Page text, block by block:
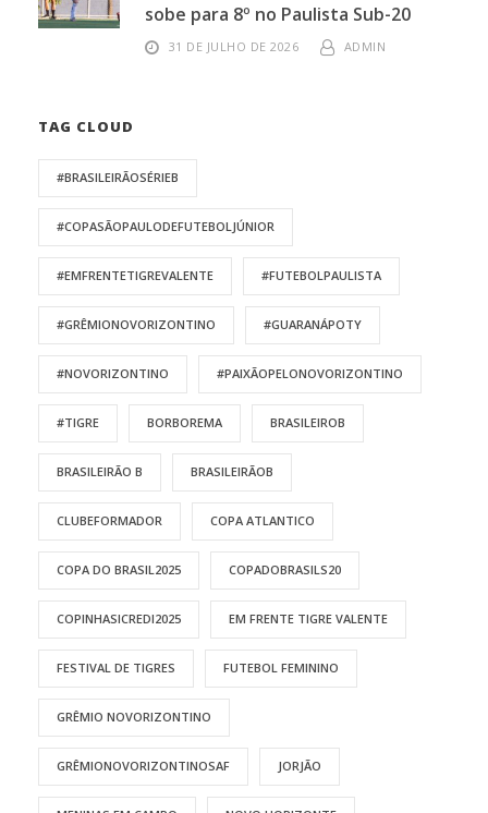
sobe para 8º no Paulista Sub-20
31 DE JULHO DE 2026 ADMIN
TAG CLOUD
#BRASILEIRÃOSÉRIEB
#COPASÃOPAULODEFUTEBOLJÚNIOR
#EMFRENTETIGREVALENTE #FUTEBOLPAULISTA
#GRÊMIONOVORIZONTINO #GUARANÁPOTY
#NOVORIZONTINO #PAIXÃOPELONOVORIZONTINO
#TIGRE BORBOREMA BRASILEIROB
BRASILEIRÃO B BRASILEIRÃOB
CLUBEFORMADOR COPA ATLANTICO
COPA DO BRASIL2025 COPADOBRASILS20
COPINHASICREDI2025 EM FRENTE TIGRE VALENTE
FESTIVAL DE TIGRES FUTEBOL FEMININO
GRÊMIO NOVORIZONTINO
GRÊMIONOVORIZONTINOSAF JORJÃO